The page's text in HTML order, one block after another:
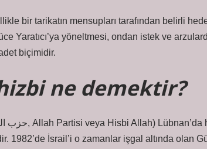
bir tarikatın mensupları tarafından belirli
Yaratıcı’ya yöneltmesi, ondan istek ve
biçimidir.
ne demektir?
1982’de İsrail’i o zamanlar işgal altında olan